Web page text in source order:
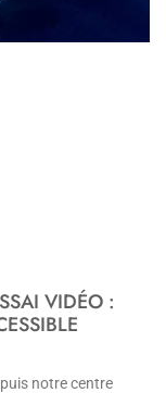
VIDÉO :
notre centre